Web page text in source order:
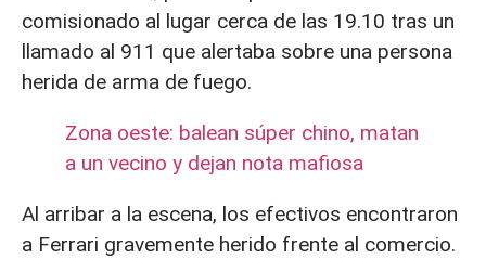
comisionado al lugar cerca de las 19.10 tras un
llamado al 911 que alertaba sobre una persona
herida de arma de fuego.
Zona oeste: balean súper chino, matan
a un vecino y dejan nota mafiosa
Al arribar a la escena, los efectivos encontraron
a Ferrari gravemente herido frente al comercio.